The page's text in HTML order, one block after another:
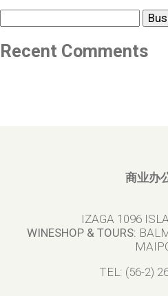
Recent Comments
商业办
IZAGA 1096
WINESHOP & TOURS:
TEL: (56-2)